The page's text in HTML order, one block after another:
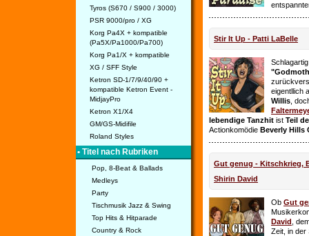
Tyros (S670 / S900 / 3000)
PSR 9000/pro / XG
Korg Pa4X + kompatible
(Pa5X/Pa1000/Pa700)
Korg Pa1/X + kompatible
XG / SFF Style
Ketron SD-1/7/9/40/90 +
kompatible Ketron Event -
MidjayPro
Ketron X1/X4
GM/GS-Midifile
Roland Styles
• Titel nach Rubriken
Pop, 8-Beat & Ballads
Medleys
Party
Tischmusik Jazz & Swing
Top Hits & Hitparade
Country & Rock
Stir It Up - Patti LaBelle
eigentllich
Willis ,
lebendige Tanzhit ist Teil
Actionkomödie Beverly Hills
Gut genug - Kitschkrieg,
Shirin David
Ob Gut
David ,
Zeit, in der